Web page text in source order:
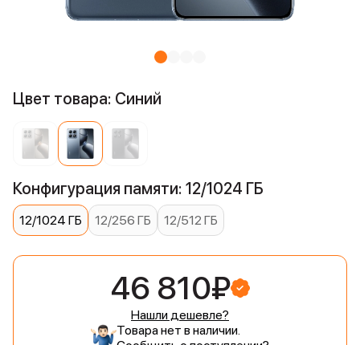
Цвет товара: Синий
Конфигурация памяти: 12/1024 ГБ
12/1024 ГБ 12/256 ГБ 12/512 ГБ
46 810₽
Нашли дешевле?
Товара нет в наличии.